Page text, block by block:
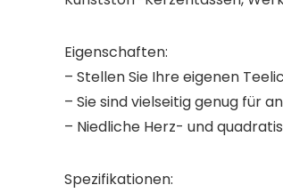
Eigenschaften:
– Stellen Sie Ihre eigenen
– Sie sind vielseitig genug für
– Niedliche Herz- und
Spezifikationen: